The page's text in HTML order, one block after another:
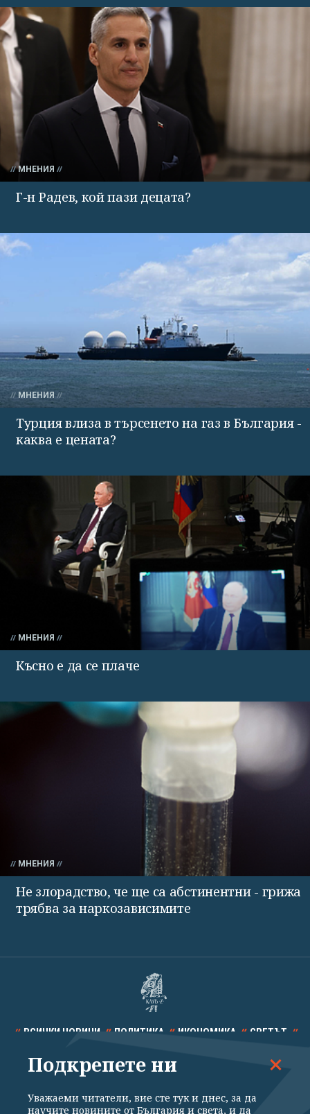
МНЕНИЯ
Г-н Радев, кой пази децата?
МНЕНИЯ
Турция влиза в търсенето на газ в България -
каква е цената?
МНЕНИЯ
Късно е да се плаче
МНЕНИЯ
Не злорадство, че ще са абстинентни - грижа
трябва за наркозависимите
ВСИЧКИ НОВИНИ ПОЛИТИКА ИКОНОМИКА СВЕТЪТ
СПОРТ КУЛТУРА ТЕХНОЛОГИИ КАЛЕЙДОСКОП
Подкрепете ни
Уважаеми читатели, вие сте тук и днес, за да
научите новините от България и света, и да